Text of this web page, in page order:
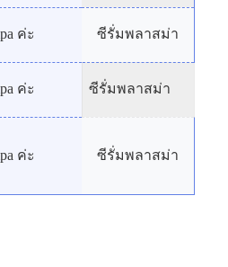
ค่ะ ซีรั่มพลาสม่า
ค่ะ ซีรั่มพลาสม่า
ค่ะ ซีรั่มพลาสม่า